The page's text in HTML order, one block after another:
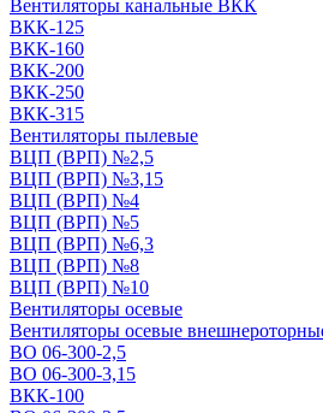
Вентиляторы канальные ВКК
ВКК-125
ВКК-160
ВКК-200
ВКК-250
ВКК-315
Вентиляторы пылевые
ВЦП (ВРП) №2,5
ВЦП (ВРП) №3,15
ВЦП (ВРП) №4
ВЦП (ВРП) №5
ВЦП (ВРП) №6,3
ВЦП (ВРП) №8
ВЦП (ВРП) №10
Вентиляторы осевые
Вентиляторы осевые
ВО 06-300-2,5
ВО 06-300-3,15
ВКК-100